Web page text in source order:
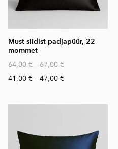
Must siidist padjapüür, 22
mommet
64,00 €–67,00 €
41,00 € – 47,00 €